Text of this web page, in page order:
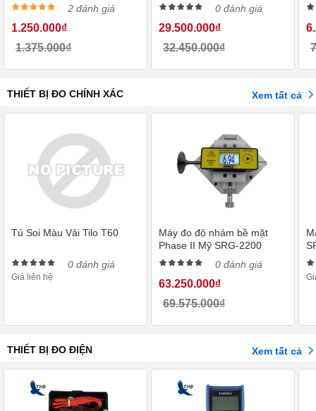
2 đánh giá
1.250.000₫
1.375.000₫
0 đánh giá
29.500.000₫
32.450.000₫
THIẾT BỊ ĐO CHÍNH XÁC Xem tất cả
Tủ Soi Màu Vải Tilo T60
0 đánh giá
Giá liên hệ
Máy đo độ nhám bề mặt
Phase II Mỹ SRG-2200
0 đánh giá
63.250.000₫
69.575.000₫
THIẾT BỊ ĐO ĐIỆN Xem tất cả